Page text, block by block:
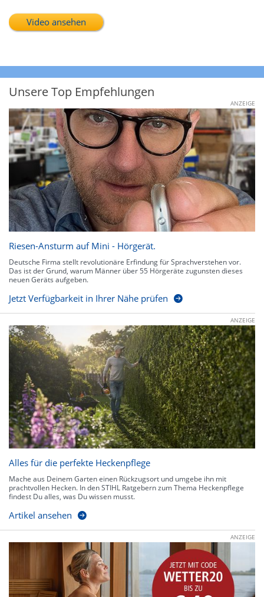
Video ansehen
Unsere Top Empfehlungen
ANZEIGE
Riesen-Ansturm auf Mini - Hörgerät.
Deutsche Firma stellt revolutionäre Erfindung für Sprachverstehen vor.
Das ist der Grund, warum Männer über 55 Hörgeräte zugunsten dieses
neuen Geräts aufgeben.
Jetzt Verfügbarkeit in Ihrer Nähe prüfen
ANZEIGE
Alles für die perfekte Heckenpflege
Mache aus Deinem Garten einen Rückzugsort und umgebe ihn mit
prachtvollen Hecken. In den STIHL Ratgebern zum Thema Heckenpflege
findest Du alles, was Du wissen musst.
Artikel ansehen
ANZEIGE